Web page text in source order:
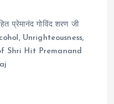
प्रेमानंद गोविंद शरण जी
Unrighteousness,
Shri Hit Premanand